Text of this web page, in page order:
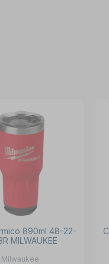
890ml 48-22-
MILWAUKEE
Milwaukee